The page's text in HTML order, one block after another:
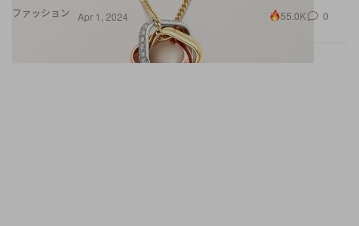
ファッション Apr 1, 2024 55.0K 0